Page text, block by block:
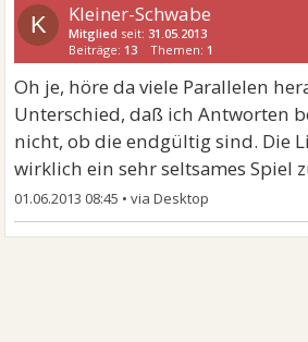
K Kleiner-Schwabe
Mitglied seit:31.05.2013
Beiträge: 13 Themen: 1
Oh je, höre da viele Parallelen
Unterschied, daß ich Antworten
nicht, ob die endgültig sind. Die
wirklich ein sehr seltsames Spiel
01.06.2013 08:45 •